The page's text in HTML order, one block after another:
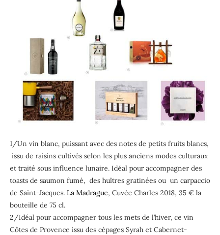
1/Un vin blanc, puissant avec des notes de petits fruits blancs,
issu de raisins cultivés selon les plus anciens modes culturaux
et traité sous influence lunaire. Idéal pour accompagner des
toasts de saumon fumé, des huîtres gratinées ou un carpaccio
de Saint-Jacques. La Madrague, Cuvée Charles 2018, 35 € la
bouteille de 75 cl.
2/Idéal pour accompagner tous les mets de l’hiver, ce vin
Côtes de Provence issu des cépages Syrah et Cabernet-